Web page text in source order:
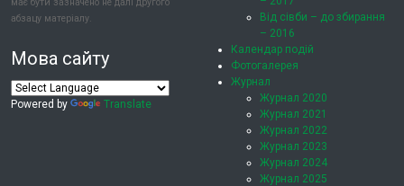
абзацу матеріалу.
Мова сайту
Powered by Translate
Від сівби – до збирання
– 2016
Календар подій
Фотогалерея
Журнал
Журнал 2020
Журнал 2021
Журнал 2022
Журнал 2023
Журнал 2024
Журнал 2025